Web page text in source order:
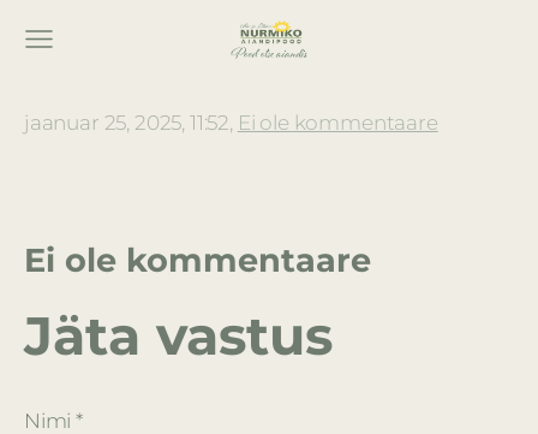
jaanuar 25, 2025, 11:52, Ei ole kommentaare
Ei ole kommentaare
Jäta vastus
Nimi *